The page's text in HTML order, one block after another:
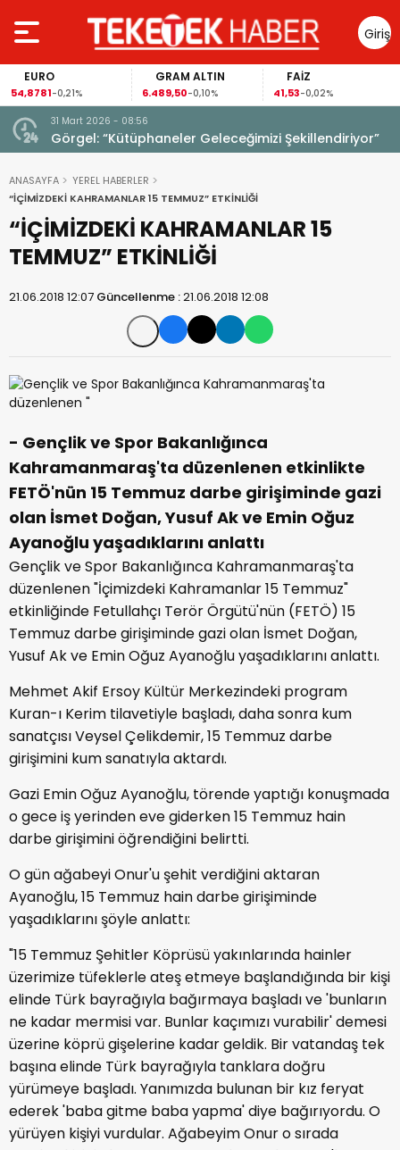
Giriş
Yap
EURO
54,8781-0,21%
GRAM ALTIN
6.489,50-0,10%
FAİZ
41,53-0,02%
31 Mart 2026 - 08:56
Görgel: “Kütüphaneler Geleceğimizi Şekillendiriyor”
ANASAYFA
YEREL HABERLER
“İÇİMİZDEKİ KAHRAMANLAR 15 TEMMUZ” ETKİNLİĞİ
“İÇİMİZDEKİ KAHRAMANLAR 15
TEMMUZ” ETKİNLİĞİ
21.06.2018 12:07 Güncellenme :21.06.2018 12:08
- Gençlik ve Spor Bakanlığınca
Kahramanmaraş'ta düzenlenen etkinlikte
FETÖ'nün 15 Temmuz darbe girişiminde gazi
olan İsmet Doğan, Yusuf Ak ve Emin Oğuz
Ayanoğlu yaşadıklarını anlattı
Gençlik ve Spor Bakanlığınca Kahramanmaraş'ta
düzenlenen "İçimizdeki Kahramanlar 15 Temmuz"
etkinliğinde Fetullahçı Terör Örgütü'nün (FETÖ) 15
Temmuz darbe girişiminde gazi olan İsmet Doğan,
Yusuf Ak ve Emin Oğuz Ayanoğlu yaşadıklarını anlattı.
Mehmet Akif Ersoy Kültür Merkezindeki program
Kuran-ı Kerim tilavetiyle başladı, daha sonra kum
sanatçısı Veysel Çelikdemir, 15 Temmuz darbe
girişimini kum sanatıyla aktardı.
Gazi Emin Oğuz Ayanoğlu, törende yaptığı konuşmada
o gece iş yerinden eve giderken 15 Temmuz hain
darbe girişimini öğrendiğini belirtti.
O gün ağabeyi Onur'u şehit verdiğini aktaran
Ayanoğlu, 15 Temmuz hain darbe girişiminde
yaşadıklarını şöyle anlattı:
"15 Temmuz Şehitler Köprüsü yakınlarında hainler
üzerimize tüfeklerle ateş etmeye başlandığında bir kişi
elinde Türk bayrağıyla bağırmaya başladı ve 'bunların
ne kadar mermisi var. Bunlar kaçımızı vurabilir' demesi
üzerine köprü gişelerine kadar geldik. Bir vatandaş tek
başına elinde Türk bayrağıyla tanklara doğru
yürümeye başladı. Yanımızda bulunan bir kız feryat
ederek 'baba gitme baba yapma' diye bağırıyordu. O
yürüyen kişiyi vurdular. Ağabeyim Onur o sırada